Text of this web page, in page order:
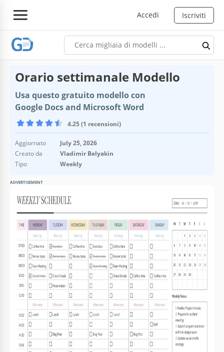
Accedi Iscriviti
Orario settimanale Modello
Usa questo gratuito modello con
Google Docs and Microsoft Word
4.25 (1 recensioni)
Aggiornato
July 25, 2026
Creato da
Vladimir Belyakin
Tipo
Weekly
ADVERTISEMENT
Formato
Google Docs, Microsoft Word
Creato
October 23, 2024
Ultimo aggiornamento
July 25, 2026
Community
Aggiunto alle raccolte da 94 Utenti
Statistiche di utilizzo
238 download questo mese
Caratteristiche principali di questo modello
Intervallo
Settimanale Orari Modelli